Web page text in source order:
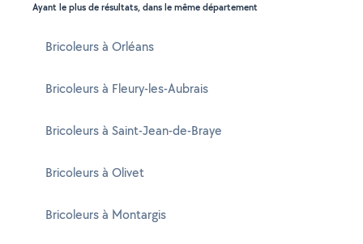
Ayant le plus de résultats, dans le même département
Bricoleurs à Orléans
Bricoleurs à Fleury-les-Aubrais
Bricoleurs à Saint-Jean-de-Braye
Bricoleurs à Olivet
Bricoleurs à Montargis